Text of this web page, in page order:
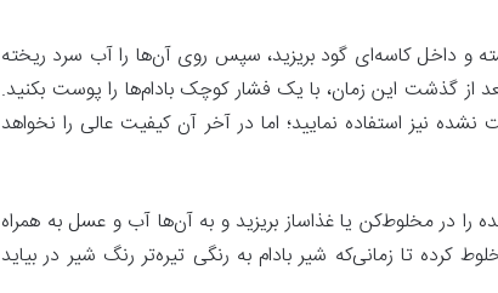
و داخل کاسه‌ای گود بریزید، سپس روی آن‌ها را آب سرد ریخته
خیس بخورند. بعد از گذشت این زمان، با یک فشار کوچک بادام‌ها را پوست بکنید.
نیز استفاده نمایید؛ اما در آخر آن کیفیت عالی را نخواهد
را در مخلوط‌کن یا غذاساز بریزید و به آن‌ها آب و عسل به همراه
کرده تا زمانی‌که شیر بادام به رنگی تیره‌تر رنگ شیر در بیاید